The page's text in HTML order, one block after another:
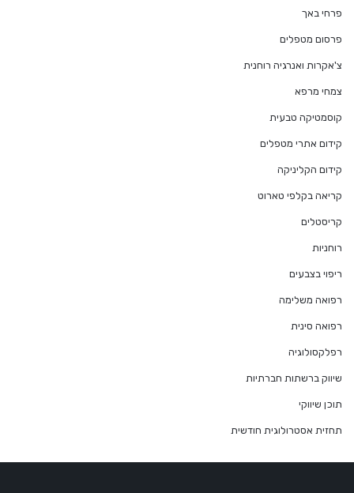
פרחי באך
פרסום מטפלים
צ'אקרות ואנרגיה רוחנית
צמחי מרפא
קוסמטיקה טבעית
קידום אתרי מטפלים
קידום הקליניקה
קריאה בקלפי טארוט
קריסטלים
רוחניות
ריפוי בצבעים
רפואה משלימה
רפואה סינית
רפלקסולוגיה
שיווק ברשתות חברתיות
תוכן שיווקי
תחזית אסטרולוגית חודשית